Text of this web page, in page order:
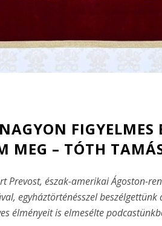
FIGYELMES
MEG – TÓTH
Prevost, észak-amerikai Ágoston-
egyháztörténésszel
élményeit is elmesélte